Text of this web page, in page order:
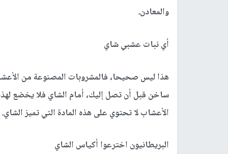
والمعادن.
أي نبات عشبي شاي
هذا ليس صحيحا، فالمشروبات المصنوعة من
ساخن قبل أن تصل إليك، أمام الشاي فلا يخضع
الأعشاب لا تحتوي على هذه المادة التي تميز الشاي.
البريطانيون اخترعوا أكياس الشاي